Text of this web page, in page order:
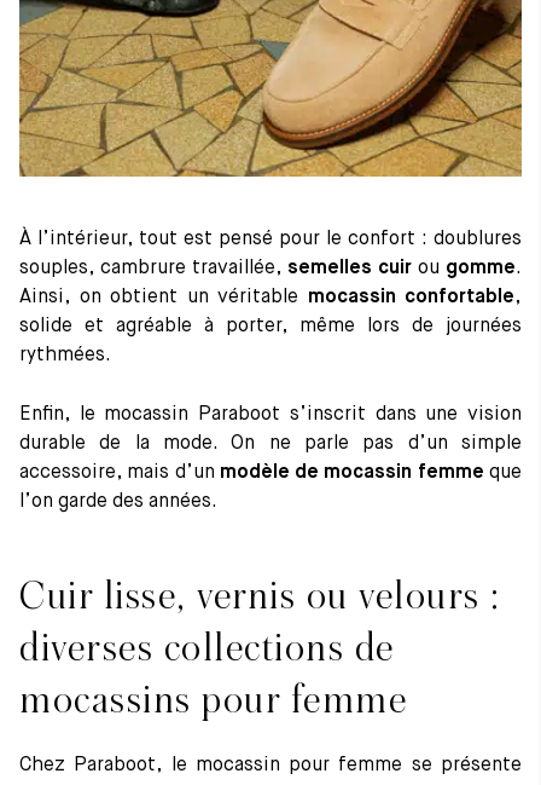
À l’intérieur, tout est pensé pour le confort : doublures
souples, cambrure travaillée, semelles cuir ou gomme.
Ainsi, on obtient un véritable mocassin confortable,
solide et agréable à porter, même lors de journées
rythmées.
Enfin, le mocassin Paraboot s’inscrit dans une vision
durable de la mode. On ne parle pas d’un simple
accessoire, mais d’un modèle de mocassin femme que
l’on garde des années.
Cuir lisse, vernis ou velours :
diverses collections de
mocassins pour femme
Chez Paraboot, le mocassin pour femme se présente